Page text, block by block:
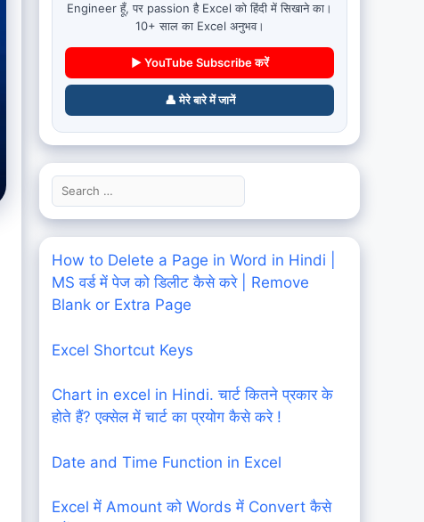
Engineer हूँ, पर passion है Excel को हिंदी में सिखाने का।
10+ साल का Excel अनुभव।
▶ YouTube Subscribe करें
👤 मेरे बारे में जानें
Search
for:
How to Delete a Page in Word in Hindi |
MS वर्ड में पेज को डिलीट कैसे करे | Remove
Blank or Extra Page
Excel Shortcut Keys
Chart in excel in Hindi. चार्ट कितने प्रकार के
होते हैं? एक्सेल में चार्ट का प्रयोग कैसे करे !
Date and Time Function in Excel
Excel में Amount को Words में Convert कैसे